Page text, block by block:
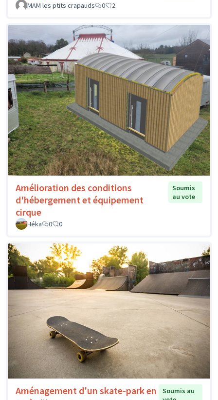
MAM les ptits crapauds
0 2
Amélioration des conditions
d'hébergement et équipement
cirque
Soumis
au vote
Héka 0 0
Aménagement d'un skate-park en
Soumis au